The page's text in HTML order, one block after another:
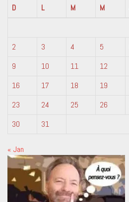
D
L M M
2
3 4 5
9
10 11 12
16
17 18 19
23
24 25 26
30
31
« Jan